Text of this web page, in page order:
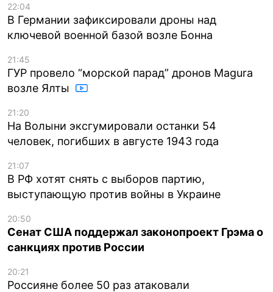
22:04
В Германии зафиксировали дроны над
ключевой военной базой возле Бонна
21:45
ГУР провело “морской парад” дронов Magura
возле Ялты
21:20
На Волыни эксгумировали останки 54
человек, погибших в августе 1943 года
21:07
В РФ хотят снять с выборов партию,
выступающую против войны в Украине
20:50
Сенат США поддержал законопроект Грэма о
санкциях против России
20:21
Россияне более 50 раз атаковали